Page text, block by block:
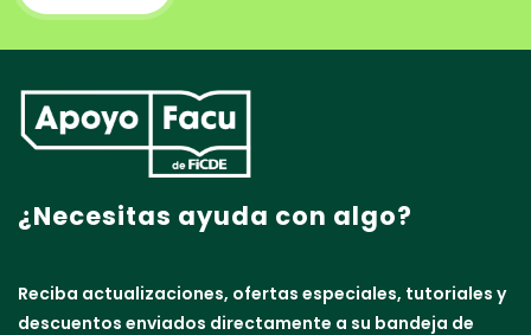
¿Necesitas ayuda con algo?
Reciba actualizaciones, ofertas especiales, tutoriales y
descuentos enviados directamente a su bandeja de